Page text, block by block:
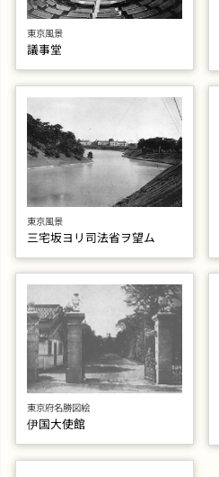
東京風景
議事堂
東京風景
三宅坂ヨリ司法省ヲ望ム
東京府名勝図絵
伊国大使館